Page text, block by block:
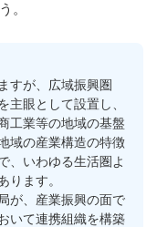
。
すが、広域振興圏
主眼として設置し、
工業等の地域の基盤
域の産業構造の特徴
、いわゆる生活圏よ
ります。
が、産業振興の面で
いて連携組織を構築